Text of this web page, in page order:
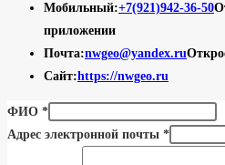
Мобильный:+7(921)942-36-50
приложении
Почта:nwgeo@yandex.ru
Сайт:https://nwgeo.ru
ФИО *
Адрес электронной почты *